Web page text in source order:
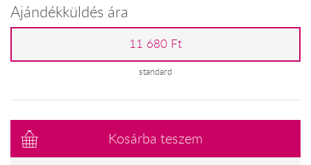
Ajándékküldés ára
11 680 Ft
standard
Kosárba teszem